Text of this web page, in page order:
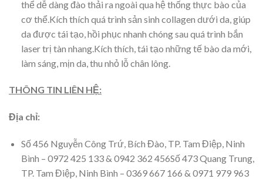
thể dễ dàng đào thải ra ngoài qua hệ thống thực bào của
cơ thể.Kích thích quá trình sản sinh collagen dưới da, giúp
da được tái tạo, hồi phục nhanh chóng sau quá trình bắn
laser trị tàn nhang.Kích thích, tái tạo những tế bào da mới,
làm sáng, mịn da, thu nhỏ lỗ chân lông.
THÔNG TIN LIÊN HỆ:
Địa chỉ:
Số 456 Nguyễn Công Trứ, Bích Đào, TP. Tam Điệp, Ninh
Bình – 0972 425 133 & 0942 362 456Số 473 Quang Trung,
TP. Tam Điệp, Ninh Bình – 0369 667 166 & 0971 979 963